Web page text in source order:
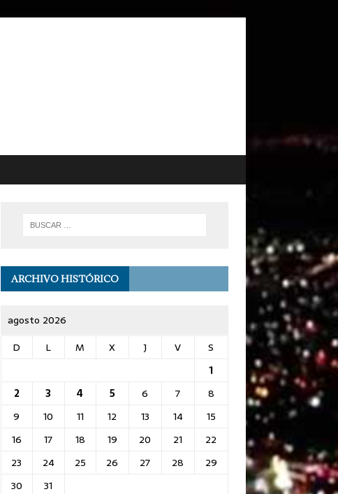
ARCHIVO HISTÓRICO
agosto 2026
D
L M X J V
S
1
2
3 4 5 6 7
8
9
10 11 12 13 14
15
16
17 18 19 20 21
22
23
24 25 26 27 28
29
30
31